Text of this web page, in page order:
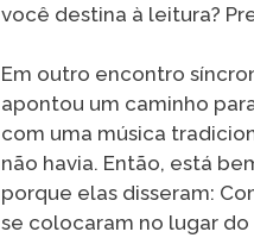
você destina à leitura?
Em outro encontro
apontou um caminho
com uma música
não havia. Então, está
porque elas disseram:
se colocaram no lugar